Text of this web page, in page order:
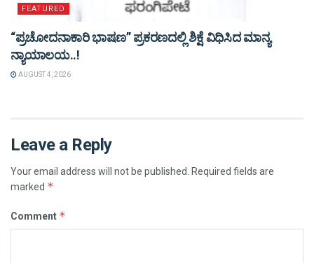
FEATURED
“ಪ್ರಚೋದನಾಕಾರಿ ಭಾಷಣ” ಪ್ರಕರಣದಲ್ಲಿ ಶಿಕ್ಷೆ ವಿಧಿಸಿದ ಮಾನ್ಯ
ನ್ಯಾಯಾಲಯ..!
AUGUST 4, 2026
Leave a Reply
Your email address will not be published. Required fields are
marked *
Comment *